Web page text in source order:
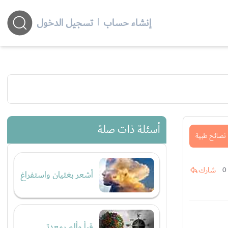
إنشاء حساب | تسجيل الدخول
نصائح طبية
0 شارك
أسئلة ذات صلة
أشعر بغثيان واستفراغ